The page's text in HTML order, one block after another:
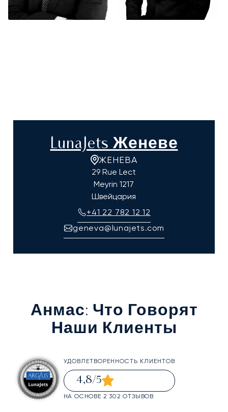
LunaJets Женеве
ЖЕНЕВА
29 Rue Lect
Meyrin 1217
Швейцария
+41 22 782 12 12
geneva@lunajets.com
Анмас: Что Говорят
Наши Клиенты
УДОВЛЕТВОРЕННОСТЬ КЛИЕНТОВ
4,8/5
НА ОСНОВЕ 2 302 ОТЗЫВОВ